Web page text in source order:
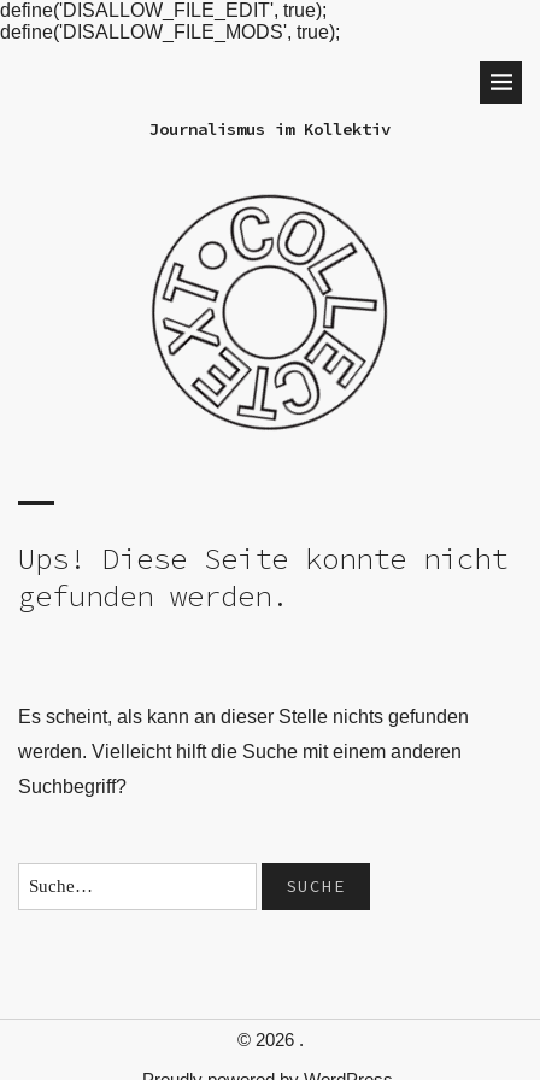
define('DISALLOW_FILE_EDIT', true);
define('DISALLOW_FILE_MODS', true);
Journalismus im Kollektiv
Ups! Diese Seite konnte nicht
gefunden werden.
Es scheint, als kann an dieser Stelle nichts gefunden
werden. Vielleicht hilft die Suche mit einem anderen
Suchbegriff?
© 2026 .